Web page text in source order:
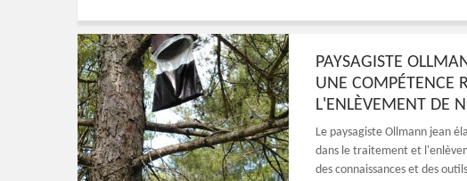
PAYSAGISTE
UNE COMPÉTENCE
L'ENLÈVEMENT DE
Le paysagiste Ollmann jean
dans le traitement et
des connaissances et des